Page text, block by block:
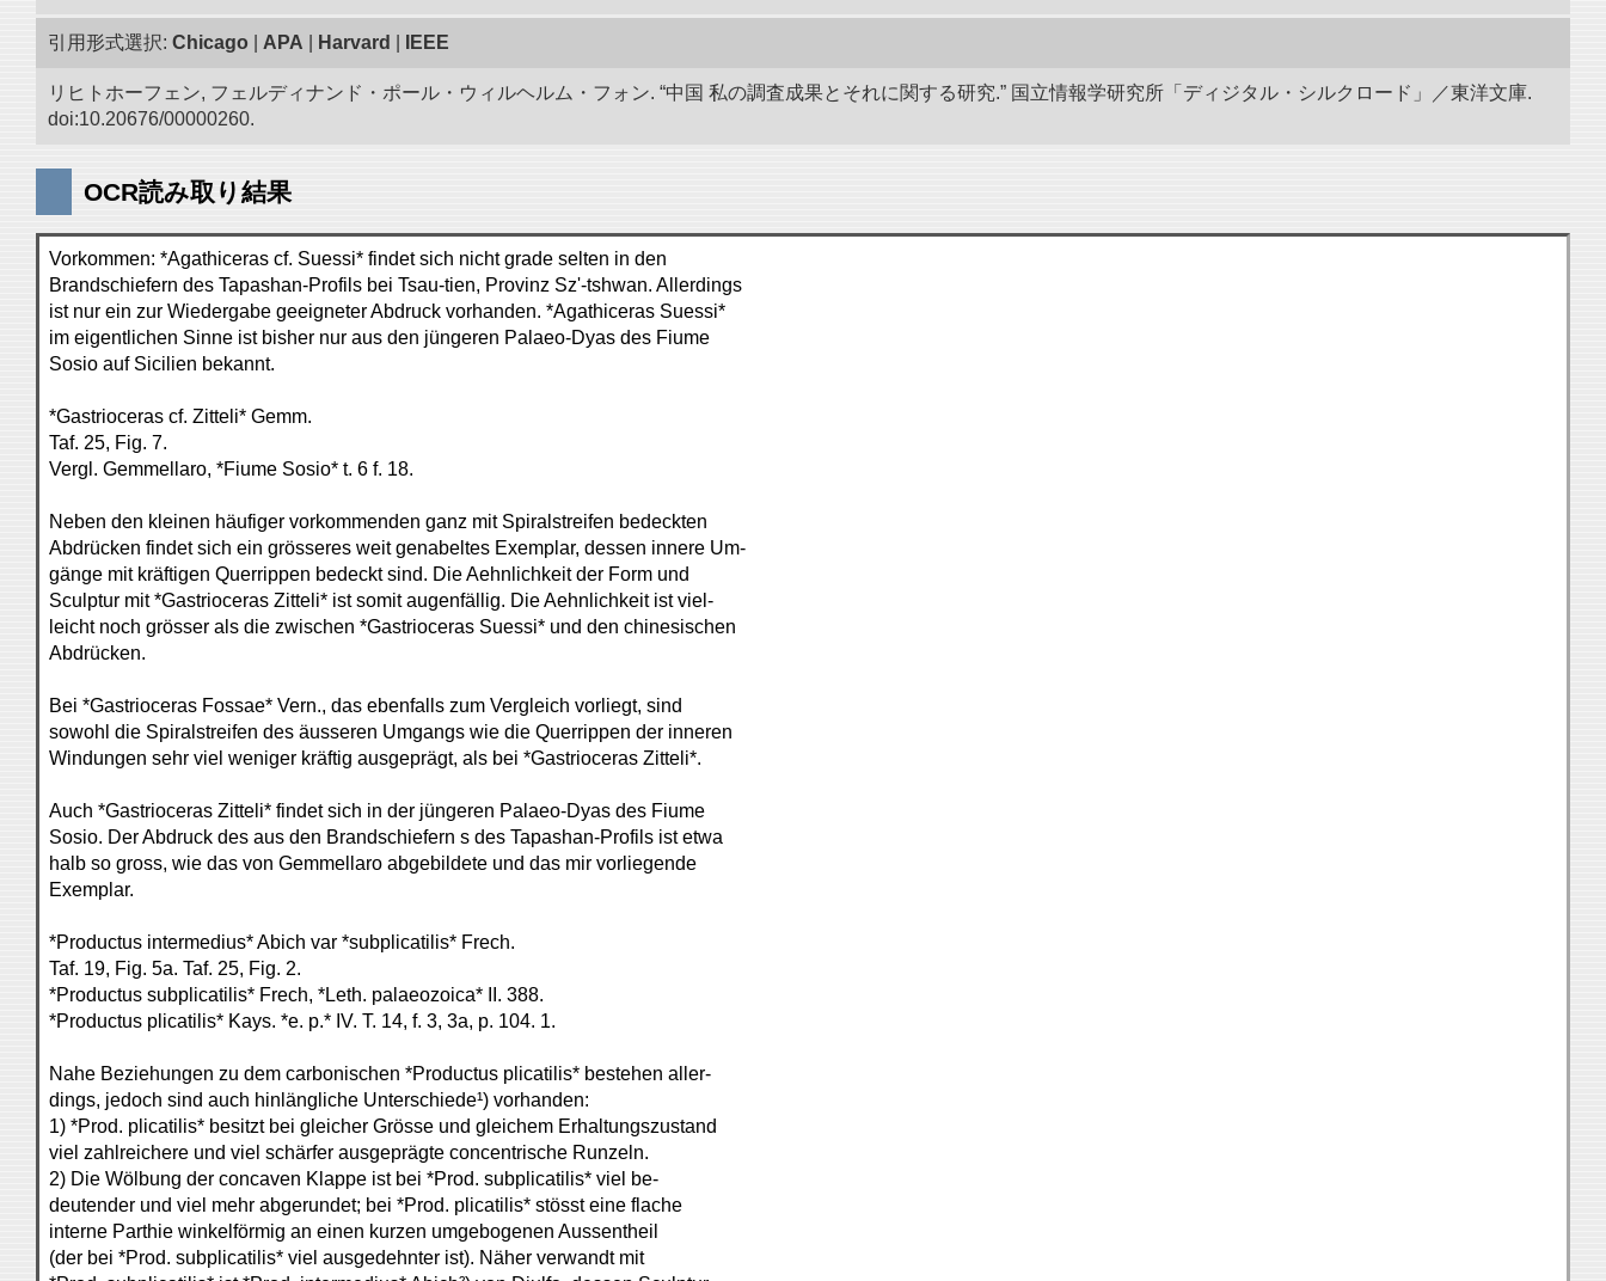
引用形式選択: Chicago APA Harvard IEEE
リヒトホーフェン, フェルディナンド・ポール・ウィルヘルム・フォン. “中国 私の調査成果とそれに関する研究.” 国立情報学研究所「ディジタル・シルクロード」／東洋文庫.
doi:10.20676/00000260.
OCR読み取り結果
Vorkommen: *Agathiceras cf. Suessi* findet sich nicht grade selten in den
Brandschiefern des Tapashan-Profils bei Tsau-tien, Provinz Sz'-tshwan. Allerdings
ist nur ein zur Wiedergabe geeigneter Abdruck vorhanden. *Agathiceras Suessi*
im eigentlichen Sinne ist bisher nur aus den jüngeren Palaeo-Dyas des Fiume
Sosio auf Sicilien bekannt.
*Gastrioceras cf. Zitteli* Gemm.
Taf. 25, Fig. 7.
Vergl. Gemmellaro, *Fiume Sosio* t. 6 f. 18.
Neben den kleinen häufiger vorkommenden ganz mit Spiralstreifen bedeckten
Abdrücken findet sich ein grösseres weit genabeltes Exemplar, dessen innere Um-
gänge mit kräftigen Querrippen bedeckt sind. Die Aehnlichkeit der Form und
Sculptur mit *Gastrioceras Zitteli* ist somit augenfällig. Die Aehnlichkeit ist viel-
leicht noch grösser als die zwischen *Gastrioceras Suessi* und den chinesischen
Abdrücken.
Bei *Gastrioceras Fossae* Vern., das ebenfalls zum Vergleich vorliegt, sind
sowohl die Spiralstreifen des äusseren Umgangs wie die Querrippen der inneren
Windungen sehr viel weniger kräftig ausgeprägt, als bei *Gastrioceras Zitteli*.
Auch *Gastrioceras Zitteli* findet sich in der jüngeren Palaeo-Dyas des Fiume
Sosio. Der Abdruck des aus den Brandschiefern s des Tapashan-Profils ist etwa
halb so gross, wie das von Gemmellaro abgebildete und das mir vorliegende
Exemplar.
*Productus intermedius* Abich var *subplicatilis* Frech.
Taf. 19, Fig. 5a. Taf. 25, Fig. 2.
*Productus subplicatilis* Frech, *Leth. palaeozoica* II. 388.
*Productus plicatilis* Kays. *e. p.* IV. T. 14, f. 3, 3a, p. 104. 1.
Nahe Beziehungen zu dem carbonischen *Productus plicatilis* bestehen aller-
dings, jedoch sind auch hinlängliche Unterschiede¹) vorhanden:
1) *Prod. plicatilis* besitzt bei gleicher Grösse und gleichem Erhaltungszustand
viel zahlreichere und viel schärfer ausgeprägte concentrische Runzeln.
2) Die Wölbung der concaven Klappe ist bei *Prod. subplicatilis* viel be-
deutender und viel mehr abgerundet; bei *Prod. plicatilis* stösst eine flache
interne Parthie winkelförmig an einen kurzen umgebogenen Aussentheil
(der bei *Prod. subplicatilis* viel ausgedehnter ist). Näher verwandt mit